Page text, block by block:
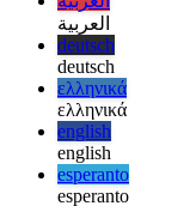
Tom
afrikaans
afrikaans
العربية
العربية
deutsch
deutsch
ελληνικά